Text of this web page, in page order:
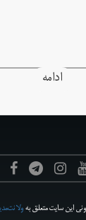
ادامه
این سایت متعلق به